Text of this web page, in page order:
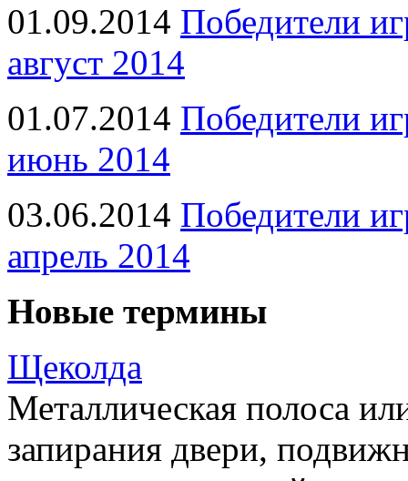
01.09.2014 Победители
август 2014
01.07.2014 Победители
июнь 2014
03.06.2014 Победители
апрель 2014
Новые термины
Щеколда
Металлическая полоса
запирания двери,